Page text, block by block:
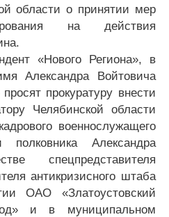
области о принятии мер
на действия
«Нового Региона», в
Александра Войтовича
прокуратуру внести
Челябинской области
военнослужащего
Александра
спецпредставителя
антикризисного штаба
ОАО «Златоустовский
и в муниципальном